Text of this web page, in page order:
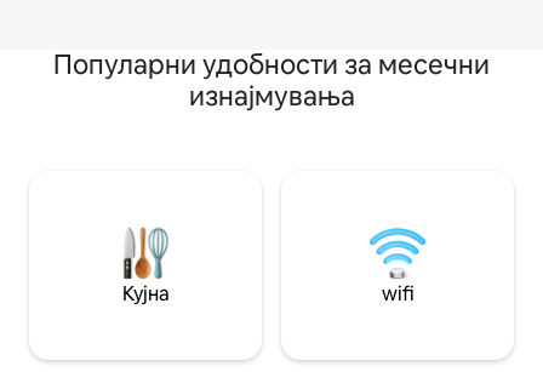
Популарни удобности за месечни
изнајмувања
Кујна wifi